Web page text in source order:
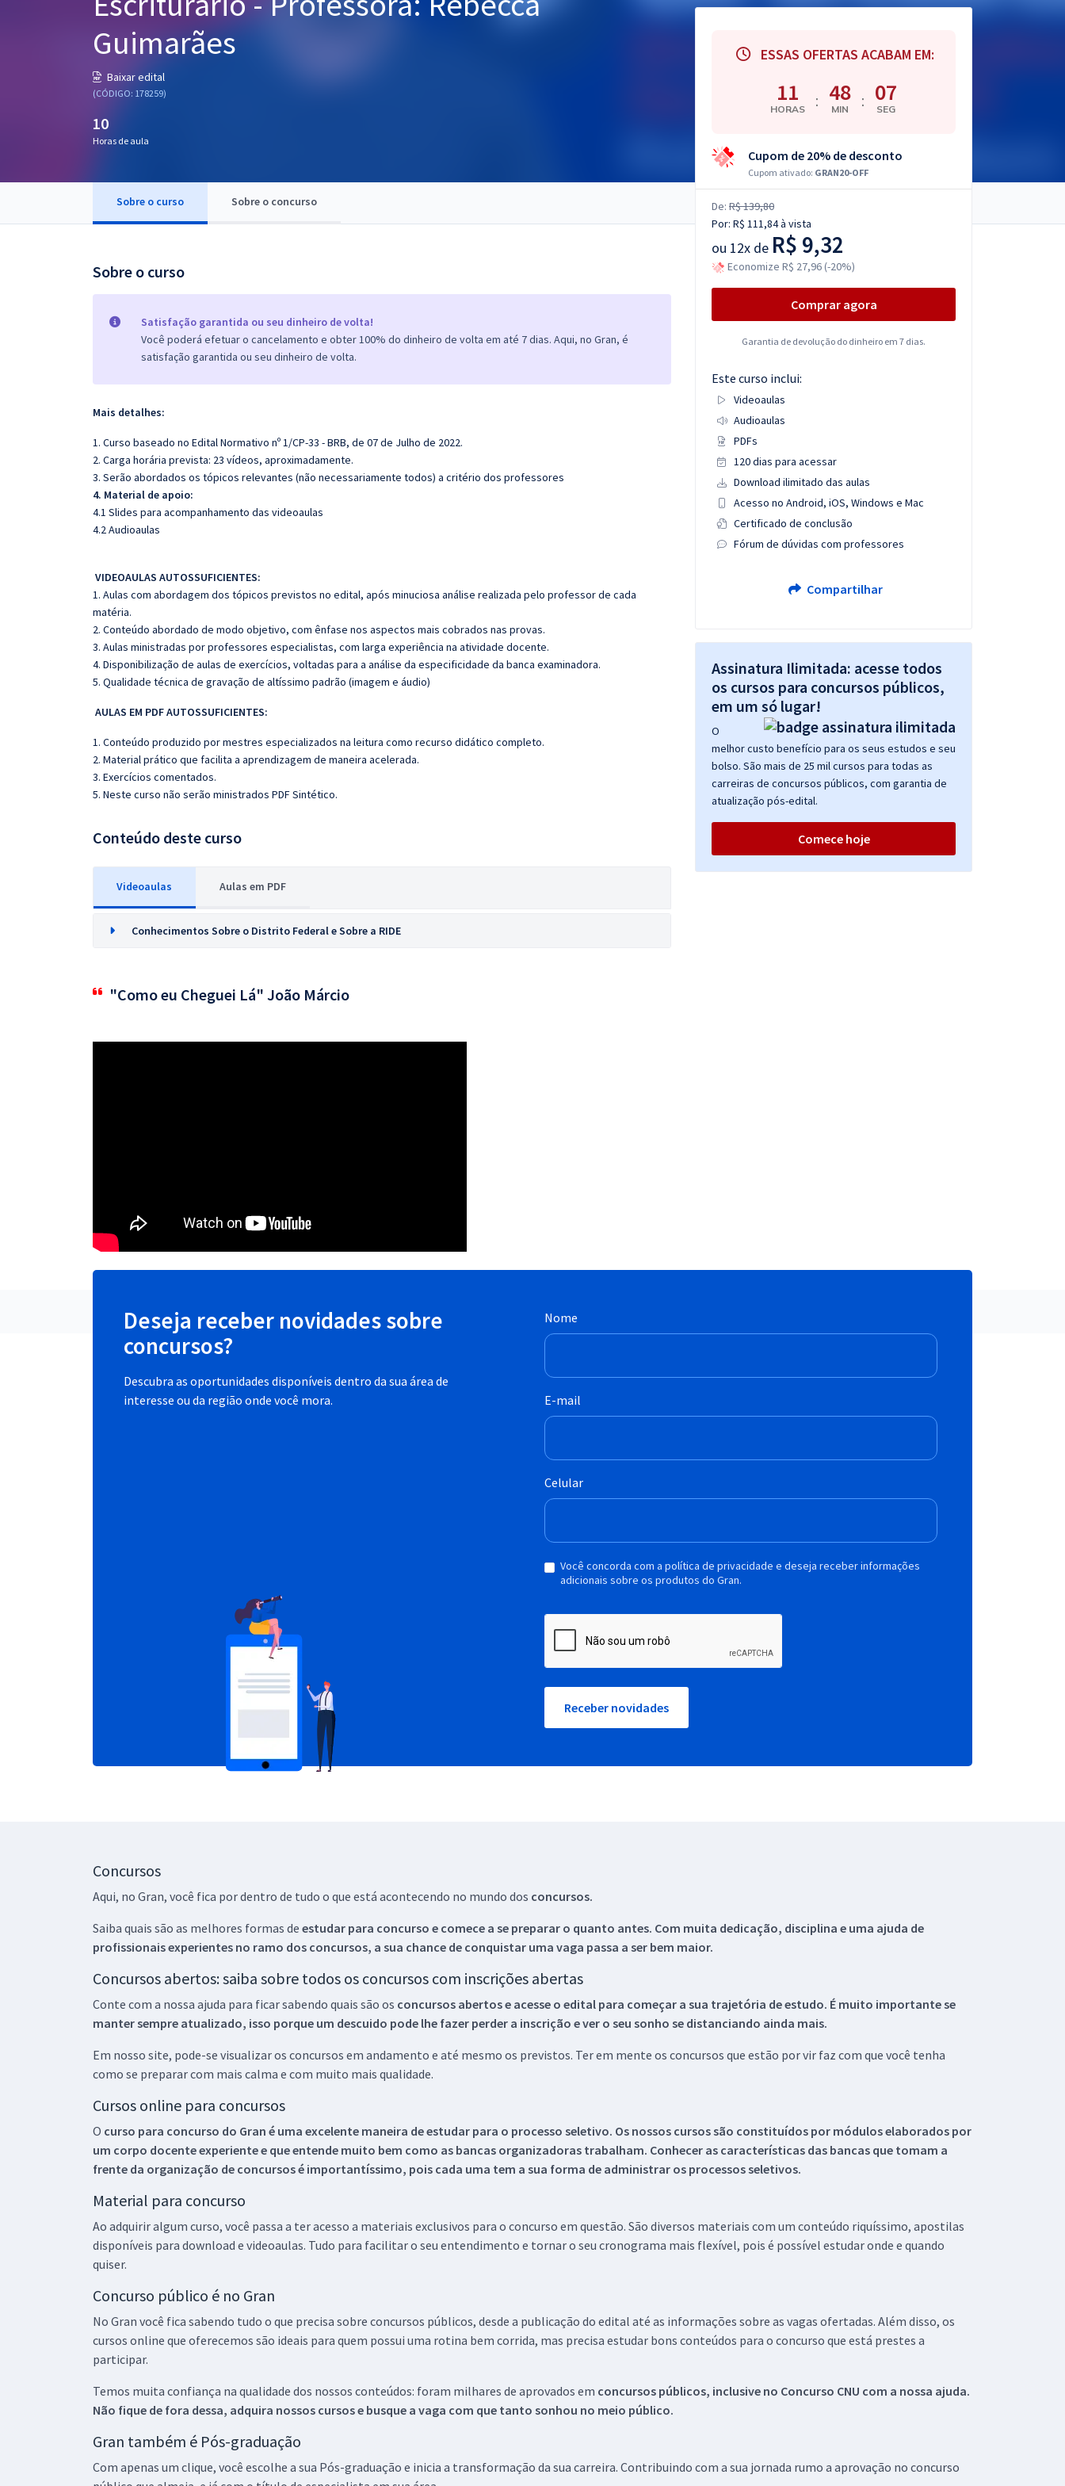
Conteúdo gratuito
Blog
Guimarães
Baixar edital
(CÓDIGO: 178259)
10
Horas de aula
Sobre o curso Sobre o concurso
Sobre o curso
Satisfação garantida ou seu dinheiro de volta!
Você poderá efetuar o cancelamento e obter 100% do dinheiro de volta em até 7 dias. Aqui, no Gran, é
satisfação garantida ou seu dinheiro de volta.
Mais detalhes:
1. Curso baseado no Edital Normativo nº 1/CP-33 - BRB, de 07 de Julho de 2022.
2. Carga horária prevista: 23 vídeos, aproximadamente.
3. Serão abordados os tópicos relevantes (não necessariamente todos) a critério dos professores
4. Material de apoio:
4.1 Slides para acompanhamento das videoaulas
4.2 Audioaulas
VIDEOAULAS AUTOSSUFICIENTES:
1. Aulas com abordagem dos tópicos previstos no edital, após minuciosa análise realizada pelo professor de cada
matéria.
2. Conteúdo abordado de modo objetivo, com ênfase nos aspectos mais cobrados nas provas.
3. Aulas ministradas por professores especialistas, com larga experiência na atividade docente.
4. Disponibilização de aulas de exercícios, voltadas para a análise da especificidade da banca examinadora.
5. Qualidade técnica de gravação de altíssimo padrão (imagem e áudio)
AULAS EM PDF AUTOSSUFICIENTES:
1. Conteúdo produzido por mestres especializados na leitura como recurso didático completo.
2. Material prático que facilita a aprendizagem de maneira acelerada.
3. Exercícios comentados.
5. Neste curso não serão ministrados PDF Sintético.
Conteúdo deste curso
Videoaulas Aulas em PDF
Conhecimentos Sobre o Distrito Federal e Sobre a RIDE
"Como eu Cheguei Lá" João Márcio
ESSAS OFERTAS ACABAM EM:
11
HORAS : 48
MIN : 06
SEG
Cupom de 20% de desconto
Cupom ativado: GRAN20-OFF
De: R$ 139,80
Por: R$ 111,84à vista
ou 12x de R$ 9,32
Economize R$ 27,96 (-20%)
Comprar agora
Garantia de devolução do dinheiro em 7 dias.
Este curso inclui:
Videoaulas
Audioaulas
PDFs
120 dias para acessar
Download ilimitado das aulas
Acesso no Android, iOS, Windows e Mac
Certificado de conclusão
Fórum de dúvidas com professores
Compartilhar
Assinatura Ilimitada: acesse todos
os cursos para concursos públicos,
em um só lugar!
O
melhor custo benefício para os seus estudos e seu
bolso. São mais de 25 mil cursos para todas as
carreiras de concursos públicos, com garantia de
atualização pós-edital.
Comece hoje
Deseja receber novidades sobre
concursos?
Descubra as oportunidades disponíveis dentro da sua área de
interesse ou da região onde você mora.
Nome
E-mail
Celular
Você concorda com a política de privacidade e deseja receber informações
adicionais sobre os produtos do Gran.
Receber novidades
Concursos
Aqui, no Gran, você fica por dentro de tudo o que está acontecendo no mundo dos concursos.
Saiba quais são as melhores formas de estudar para concurso e comece a se preparar o quanto antes. Com muita dedicação, disciplina e uma ajuda de
profissionais experientes no ramo dos concursos, a sua chance de conquistar uma vaga passa a ser bem maior.
Concursos abertos: saiba sobre todos os concursos com inscrições abertas
Conte com a nossa ajuda para ficar sabendo quais são os concursos abertos e acesse o edital para começar a sua trajetória de estudo. É muito importante se
manter sempre atualizado, isso porque um descuido pode lhe fazer perder a inscrição e ver o seu sonho se distanciando ainda mais.
Em nosso site, pode-se visualizar os concursos em andamento e até mesmo os previstos. Ter em mente os concursos que estão por vir faz com que você tenha
como se preparar com mais calma e com muito mais qualidade.
Cursos online para concursos
O curso para concurso do Gran é uma excelente maneira de estudar para o processo seletivo. Os nossos cursos são constituídos por módulos elaborados por
um corpo docente experiente e que entende muito bem como as bancas organizadoras trabalham. Conhecer as características das bancas que tomam a
frente da organização de concursos é importantíssimo, pois cada uma tem a sua forma de administrar os processos seletivos.
Material para concurso
Ao adquirir algum curso, você passa a ter acesso a materiais exclusivos para o concurso em questão. São diversos materiais com um conteúdo riquíssimo, apostilas
disponíveis para download e videoaulas. Tudo para facilitar o seu entendimento e tornar o seu cronograma mais flexível, pois é possível estudar onde e quando
quiser.
Concurso público é no Gran
No Gran você fica sabendo tudo o que precisa sobre concursos públicos, desde a publicação do edital até as informações sobre as vagas ofertadas. Além disso, os
cursos online que oferecemos são ideais para quem possui uma rotina bem corrida, mas precisa estudar bons conteúdos para o concurso que está prestes a
participar.
Temos muita confiança na qualidade dos nossos conteúdos: foram milhares de aprovados em concursos públicos, inclusive no Concurso CNU com a nossa ajuda.
Não fique de fora dessa, adquira nossos cursos e busque a vaga com que tanto sonhou no meio público.
Gran também é Pós-graduação
Com apenas um clique, você escolhe a sua Pós-graduação e inicia a transformação da sua carreira. Contribuindo com a sua jornada rumo a aprovação no concurso